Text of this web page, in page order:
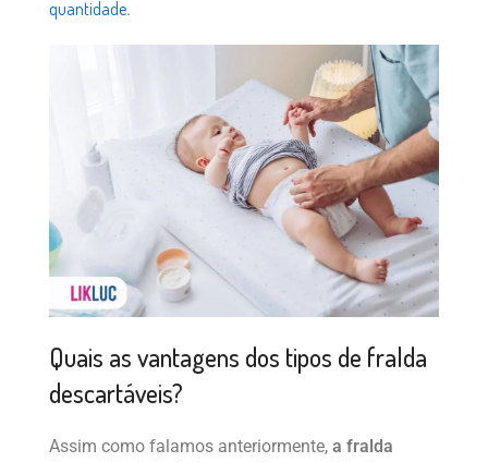
quantidade.
Quais as vantagens dos tipos de fralda
descartáveis?
Assim como falamos anteriormente, a fralda